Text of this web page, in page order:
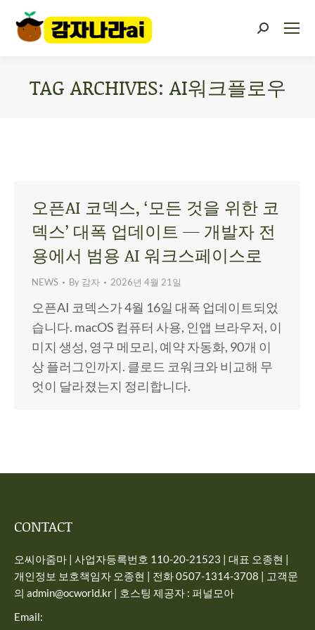
TAG ARCHIVES: AI워크플로우
오픈AI 코덱스, ‘모든 것을 위한 코
덱스’ 대폭 업데이트 — 개발자 전
용에서 범용 AI 워크스페이스로
NEWS By 감자 2026년 4월 21일
오픈AI 코덱스가 4월 16일 대폭 업데이트되었
습니다. macOS 컴퓨터 사용, 인앱 브라우저, 이
미지 생성, 영구 메모리, 예약 자동화, 90개 이
상 플러그인까지. 클로드 코워크와 비교해 무
엇이 달라졌는지 정리합니다.
CONTACT
오씨아줌마 | 사업자등록번호 110-20-21523 | 대표 오종현 |
개인정보 보호책임자 오종현 | 전화 0507-1314-3708 | 고객문
의 admin@ocworld.kr | 호스팅 제공자 : 퍼널모아
Email: